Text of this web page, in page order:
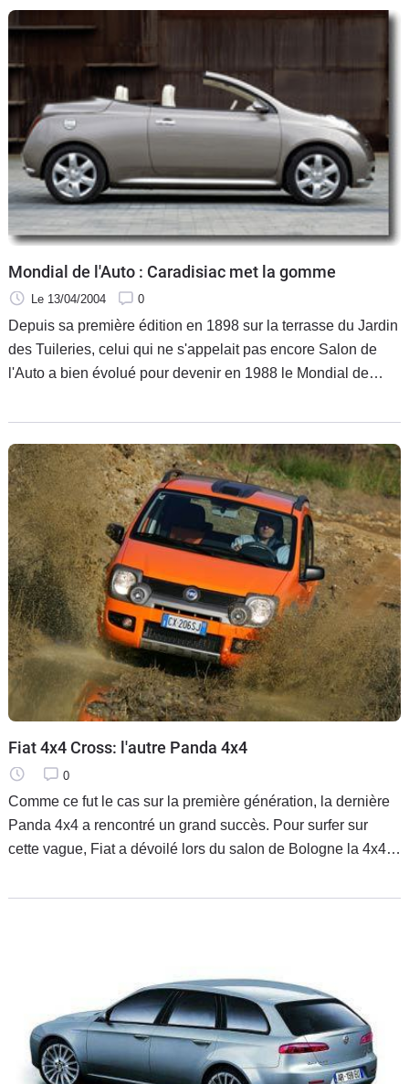
Mondial de l'Auto : Caradisiac met la gomme
Le 13/04/2004 0
Depuis sa première édition en 1898 sur la terrasse du Jardin
des Tuileries, celui qui ne s'appelait pas encore Salon de
l'Auto a bien évolué pour devenir en 1988 le Mondial de
radicale, il
Fiat 4x4 Cross: l'autre Panda 4x4
0
Comme ce fut le cas sur la première génération, la dernière
Panda 4x4 a rencontré un grand succès. Pour surfer sur
cette vague, Fiat a dévoilé lors du salon de Bologne la 4x4